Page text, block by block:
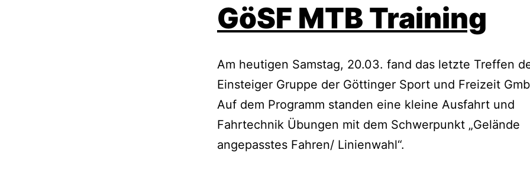
GöSF MTB Training
Am heutigen Samstag, 20.03. fand das letzte Treffen
Einsteiger Gruppe der Göttinger Sport und Freizeit
Auf dem Programm standen eine kleine Ausfahrt und
Fahrtechnik Übungen mit dem Schwerpunkt „Gelände
angepasstes Fahren/ Linienwahl“.